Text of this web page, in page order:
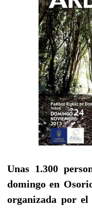
Unas 1.300
domingo en
organizada por